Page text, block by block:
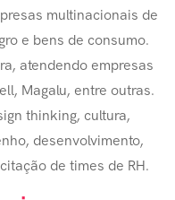
multinacionais de
e bens de consumo.
atendendo empresas
Magalu, entre outras.
thinking, cultura,
desenvolvimento,
de times de RH.